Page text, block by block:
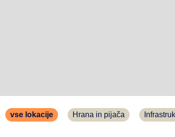
vse lokacije Hrana in pijača